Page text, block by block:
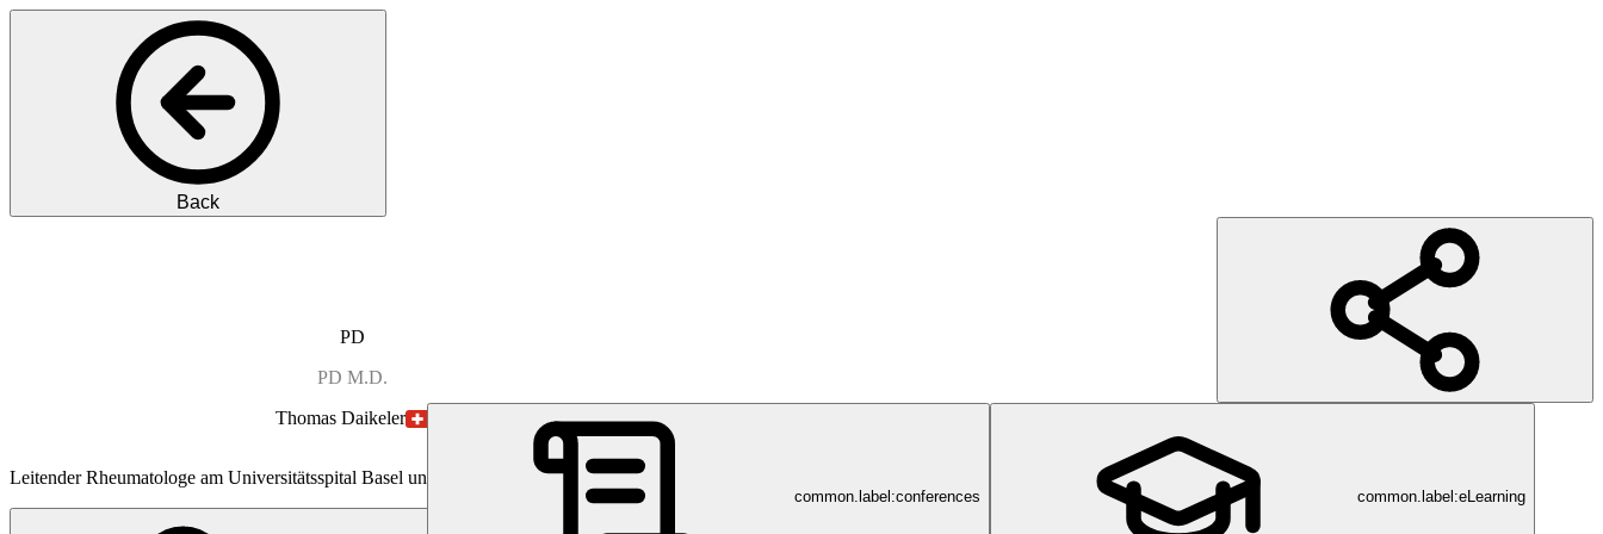
Back
PD
PD M.D.
Thomas Daikeler
Leitender Rheumatologe am Universitätsspital Basel und Experte für seltene Erkrankungen
common.label:conferences common.label:eLearning